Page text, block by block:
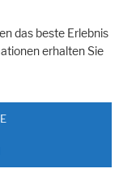
und Funk aus
das beste Erlebnis
erhalten Sie